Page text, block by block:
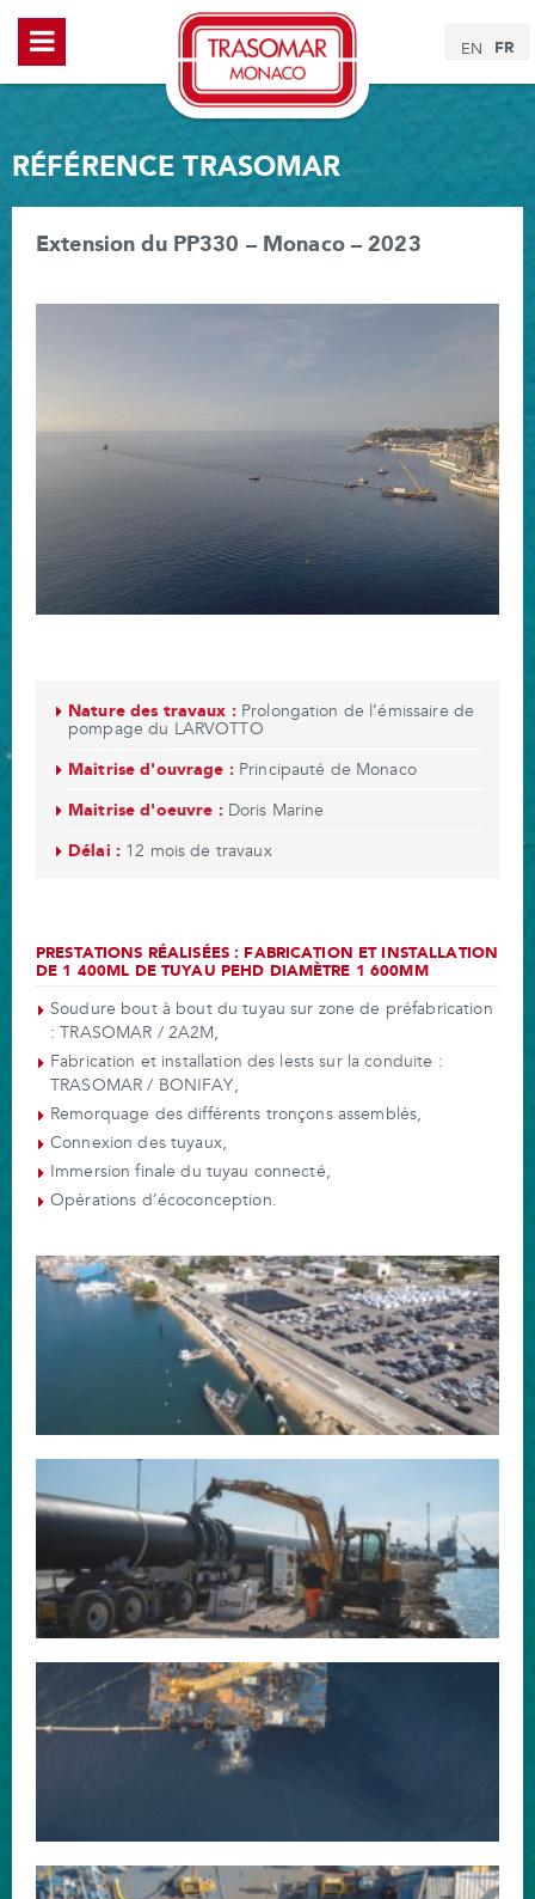
EN FR
RÉFÉRENCE TRASOMAR
Extension du PP330 – Monaco – 2023
Nature des travaux : Prolongation de l’émissaire de
pompage du LARVOTTO
Maitrise d'ouvrage : Principauté de Monaco
Maitrise d'oeuvre : Doris Marine
Délai : 12 mois de travaux
PRESTATIONS RÉALISÉES : FABRICATION ET INSTALLATION
DE 1 400ML DE TUYAU PEHD DIAMÈTRE 1 600MM
Soudure bout à bout du tuyau sur zone de préfabrication
: TRASOMAR / 2A2M,
Fabrication et installation des lests sur la conduite :
TRASOMAR / BONIFAY,
Remorquage des différents tronçons assemblés,
Connexion des tuyaux,
Immersion finale du tuyau connecté,
Opérations d’écoconception.